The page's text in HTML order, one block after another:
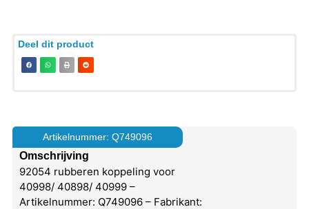
Deel dit product
Artikelnummer: Q749096
Omschrijving
92054 rubberen koppeling voor
40998/ 40898/ 40999 –
Artikelnummer: Q749096 – Fabrikant: